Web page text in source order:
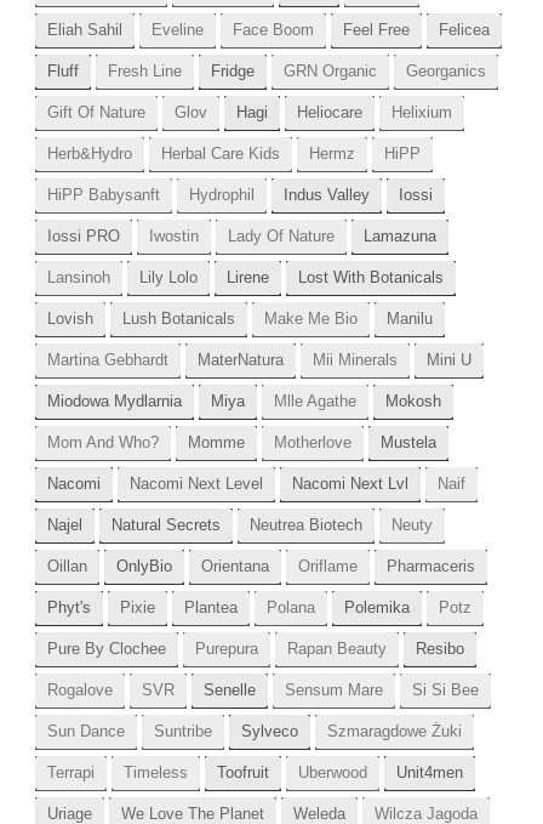
Eliah Sahil Eveline Face Boom Feel Free Felicea
Fluff Fresh Line Fridge GRN Organic Georganics
Gift Of Nature Glov Hagi Heliocare Helixium
Herb&Hydro Herbal Care Kids Hermz HiPP
HiPP Babysanft Hydrophil Indus Valley Iossi
Iossi PRO Iwostin Lady Of Nature Lamazuna
Lansinoh Lily Lolo Lirene Lost With Botanicals
Lovish Lush Botanicals Make Me Bio Manilu
Martina Gebhardt MaterNatura Mii Minerals Mini U
Miodowa Mydlarnia Miya Mlle Agathe Mokosh
Mom And Who? Momme Motherlove Mustela
Nacomi Nacomi Next Level Nacomi Next Lvl Naif
Najel Natural Secrets Neutrea Biotech Neuty
Oillan OnlyBio Orientana Oriflame Pharmaceris
Phyt's Pixie Plantea Polana Polemika Potz
Pure By Clochee Purepura Rapan Beauty Resibo
Rogalove SVR Senelle Sensum Mare Si Si Bee
Sun Dance Suntribe Sylveco Szmaragdowe Żuki
Terrapi Timeless Toofruit Uberwood Unit4men
Uriage We Love The Planet Weleda Wilcza Jagoda